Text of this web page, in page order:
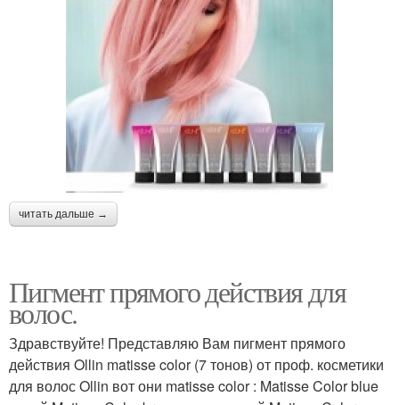
читать дальше →
Пигмент прямого действия для
волос.
Здравствуйте! Представляю Вам пигмент прямого
действия Ollin matisse color (7 тонов) от проф. косметики
для волос Ollin вот они matisse color : Matisse Color blue